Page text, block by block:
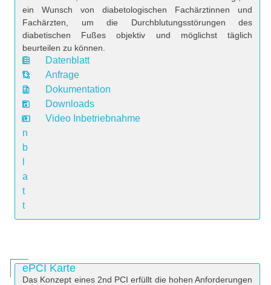
ein Wunsch von diabetologischen Fachärztinnen und
Fachärzten, um die Durchblutungsstörungen des
diabetischen Fußes objektiv und möglichst täglich
beurteilen zu können.
D
a
t
e
n
b
a
t
t
Datenblatt
Anfrage
Dokumentation
Downloads
Video Inbetriebnahme
ePCI Karte
Das Konzept eines 2nd PCI erfüllt die hohen Anforderungen